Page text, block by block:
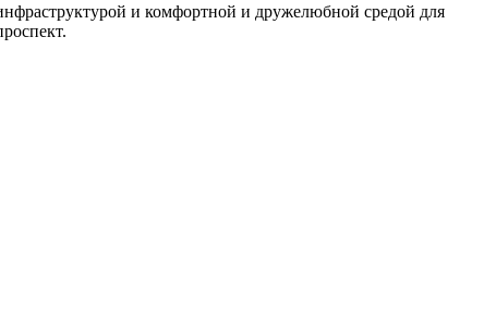
и комфортной и дружелюбной средой для